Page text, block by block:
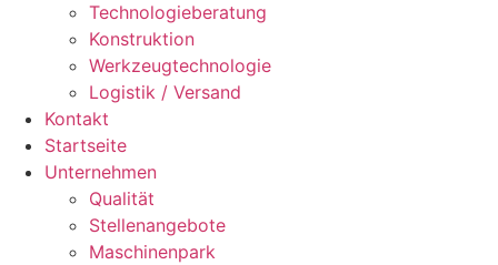
Tech­no­lo­gie­be­ra­tung
Kon­struk­ti­on
Werk­zeug­tech­no­lo­gie
Logis­tik / Ver­sand
Kon­takt
Start­sei­te
Unter­neh­men
Qua­li­tät
Stel­len­an­ge­bo­te
Maschi­nen­park